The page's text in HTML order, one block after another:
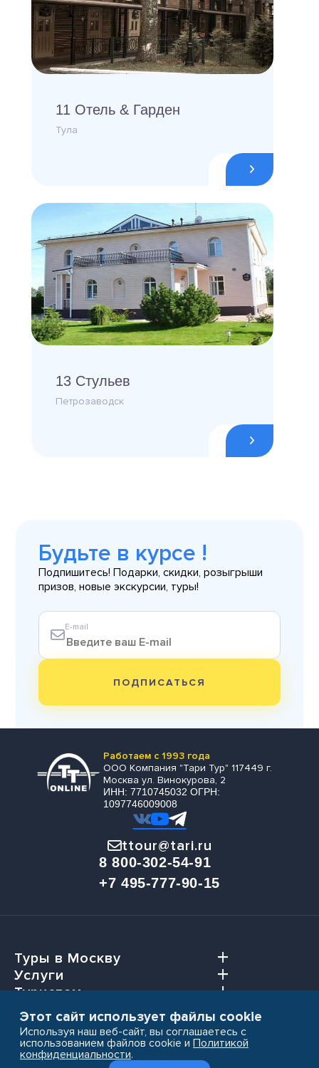
11 Отель & Гарден
Тула
13 Стульев
Петрозаводск
Будьте в курсе !
Подпишитесь! Подарки, скидки, розыгрыши
призов, новые экскурсии, туры!
E-mail
ПОДПИСАТЬСЯ
Работаем с 1993 года
ООО Компания "Тари Тур" 117449 г.
Москва ул. Винокурова, 2
ИНН: 7710745032 ОГРН:
1097746009008
ttour@tari.ru
8 800-302-54-91
+7 495-777-90-15
Туры в Москву
Услуги
Туристам
Агентствам
Этот сайт использует файлы cookie
Используя наш веб-сайт, вы соглашаетесь с
использованием файлов cookie и Политикой
конфиденциальности.